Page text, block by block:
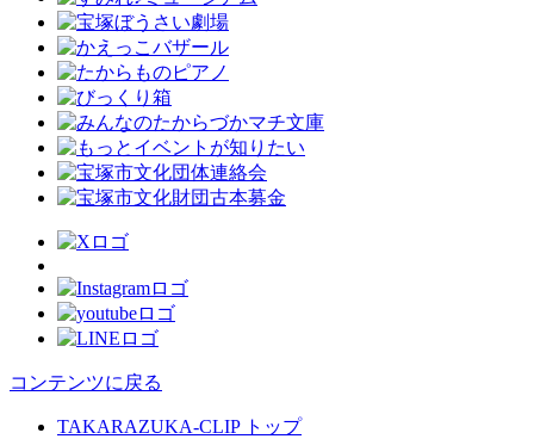
コンテンツに戻る
TAKARAZUKA-CLIP トップ